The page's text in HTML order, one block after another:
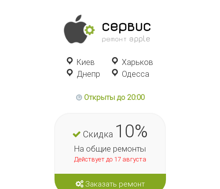
сервис
ремонт apple
Киев
Харьков
Днепр
Одесса
Открыты до 20:00
Скидка 10%
На общие ремонты
Действует до 17 августа
Заказать ремонт